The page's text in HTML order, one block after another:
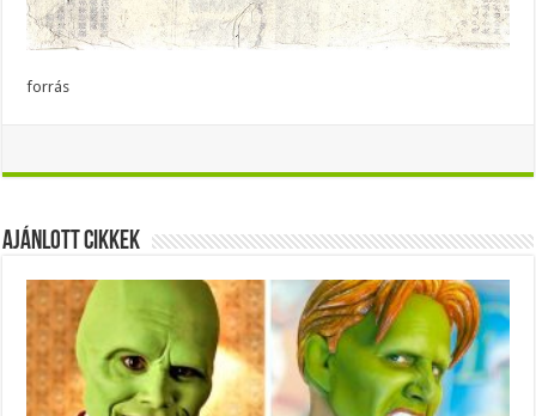
forrás
Ajánlott Cikkek